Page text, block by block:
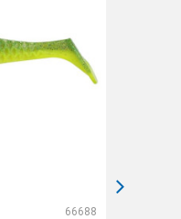
66688